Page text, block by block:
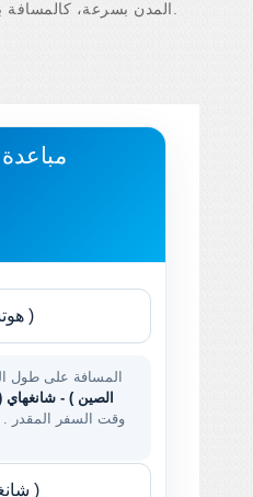
المسافة على طول
الصين ) - شانغهاي